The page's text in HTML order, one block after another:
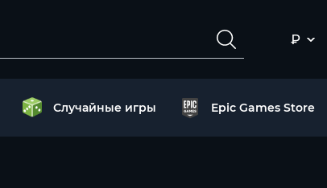
₽
Случайные игры Epic Games Store